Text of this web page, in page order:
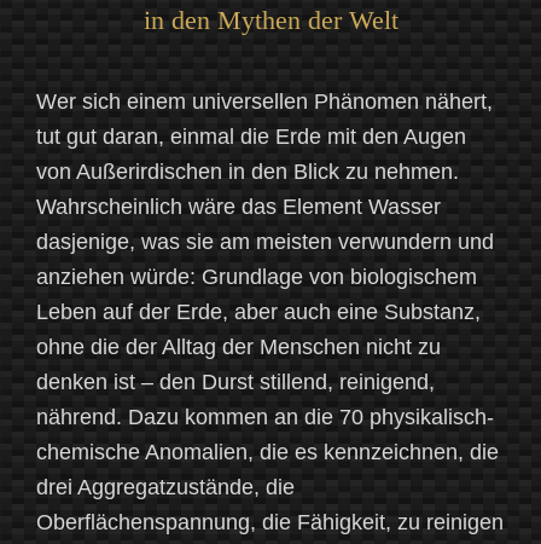
in den Mythen der Welt
Wer sich einem universellen Phänomen nähert,
tut gut daran, einmal die Erde mit den Augen
von Außerirdischen in den Blick zu nehmen.
Wahrscheinlich wäre das Element Wasser
dasjenige, was sie am meisten verwundern und
anziehen würde: Grundlage von biologischem
Leben auf der Erde, aber auch eine Substanz,
ohne die der Alltag der Menschen nicht zu
denken ist – den Durst stillend, reinigend,
nährend. Dazu kommen an die 70 physikalisch-
chemische Anomalien, die es kennzeichnen, die
drei Aggregatzustände, die
Oberflächenspannung, die Fähigkeit, zu reinigen